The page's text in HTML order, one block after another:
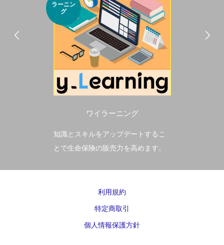
ラーニン
グ
ワイラーニング
知識とスキルをアップデートするこ
とで生命保険の販売力を高めます。
利用規約
特定商取引
個人情報保護方針